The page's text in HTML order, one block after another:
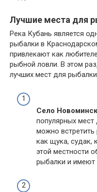
Лучшие места для
Река Кубань является
рыбалки в
привлекают как
рыбной ловли. В этом
лучших мест для
Село
популярных
можно
как щука, судак,
этой местности
рыбалки и имеют